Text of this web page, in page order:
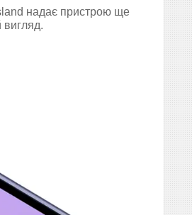
надає пристрою ще
вигляд.